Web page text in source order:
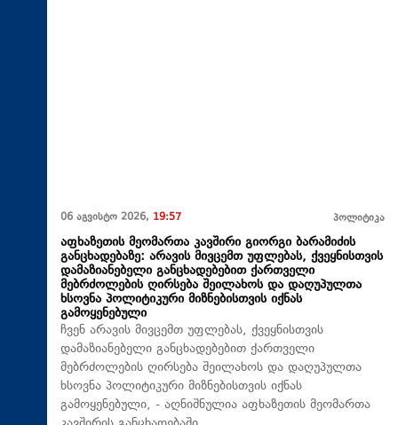
06 აგვისტო 2026, 19:57 პოლიტიკა
აფხაზეთის მეომართა კავშირი გიორგი ბარამიძის
განცხადებაზე: არავის მივცემთ უფლებას, ქვეყნისთვის
დამაზიანებელი განცხადებებით ქართველი
მებრძოლების ღირსება შეილახოს და დაღუპულთა
ხსოვნა პოლიტიკური მიზნებისთვის იქნას
გამოყენებული
ჩვენ არავის მივცემთ უფლებას, ქვეყნისთვის
დამაზიანებელი განცხადებებით ქართველი
მებრძოლების ღირსება შეილახოს და დაღუპულთა
ხსოვნა პოლიტიკური მიზნებისთვის იქნას
გამოყენებული, - აღნიშნულია აფხაზეთის მეომართა